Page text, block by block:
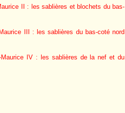
II : les sablières et blochets du bas-
III : les sablières du bas-coté nord
Maurice IV : les sablières de la nef et du